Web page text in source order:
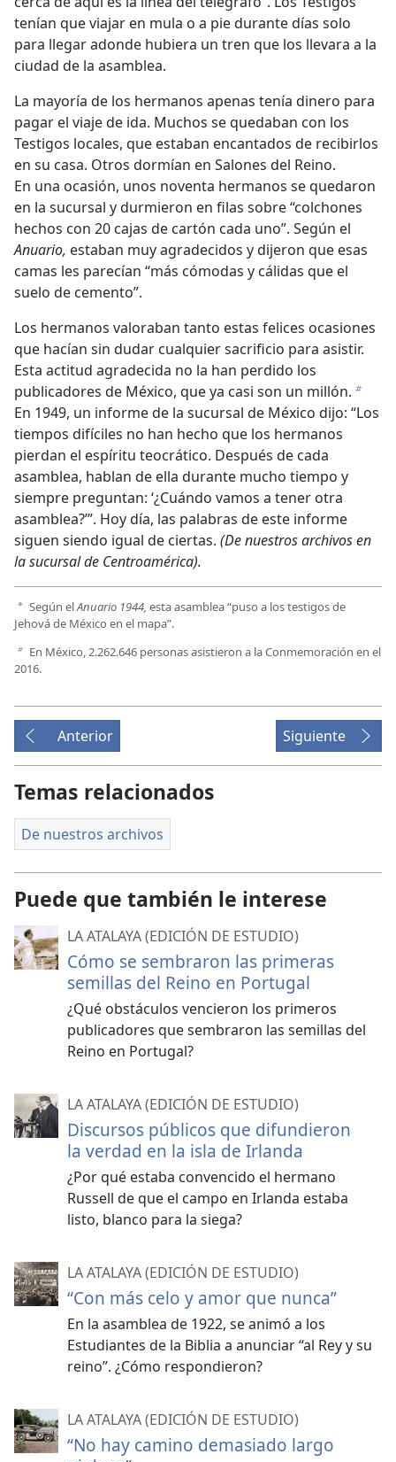
tenían que viajar en mula o a pie durante días solo
para llegar adonde hubiera un tren que los llevara a la
ciudad de la asamblea.
La mayoría de los hermanos apenas tenía dinero para
pagar el viaje de ida. Muchos se quedaban con los
Testigos locales, que estaban encantados de recibirlos
en su casa. Otros dormían en Salones del Reino.
En una ocasión, unos noventa hermanos se quedaron
en la sucursal y durmieron en filas sobre “colchones
hechos con 20 cajas de cartón cada uno”. Según el
Anuario, estaban muy agradecidos y dijeron que esas
camas les parecían “más cómodas y cálidas que el
suelo de cemento”.
Los hermanos valoraban tanto estas felices ocasiones
que hacían sin dudar cualquier sacrificio para asistir.
Esta actitud agradecida no la han perdido los
publicadores de México, que ya casi son un millón. b
En 1949, un informe de la sucursal de México dijo: “Los
tiempos difíciles no han hecho que los hermanos
pierdan el espíritu teocrático. Después de cada
asamblea, hablan de ella durante mucho tiempo y
siempre preguntan: ‘¿Cuándo vamos a tener otra
asamblea?’”. Hoy día, las palabras de este informe
siguen siendo igual de ciertas. (De nuestros archivos en
la sucursal de Centroamérica).
a Según elAnuario 1944, esta asamblea “puso a los testigos de
Jehová de México en el mapa”.
b En México, 2.262.646 personas asistieron a la Conmemoración en el
2016.
Anterior Siguiente
Temas relacionados
De nuestros archivos
Puede que también le interese
LA ATALAYA (EDICIÓN DE ESTUDIO)
Cómo se sembraron las primeras
semillas del Reino en Portugal
¿Qué obstáculos vencieron los primeros
publicadores que sembraron las semillas del
Reino en Portugal?
LA ATALAYA (EDICIÓN DE ESTUDIO)
Discursos públicos que difundieron
la verdad en la isla de Irlanda
¿Por qué estaba convencido el hermano
Russell de que el campo en Irlanda estaba
listo, blanco para la siega?
LA ATALAYA (EDICIÓN DE ESTUDIO)
“Con más celo y amor que nunca”
En la asamblea de 1922, se animó a los
Estudiantes de la Biblia a anunciar “al Rey y su
reino”. ¿Cómo respondieron?
LA ATALAYA (EDICIÓN DE ESTUDIO)
“No hay camino demasiado largo